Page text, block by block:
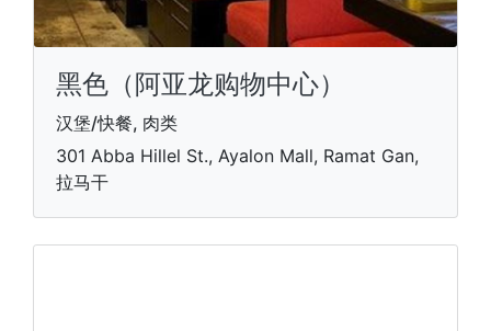
黑色（阿亚龙购物中心）
汉堡/快餐, 肉类
301 Abba Hillel St., Ayalon Mall, Ramat Gan,
拉马干